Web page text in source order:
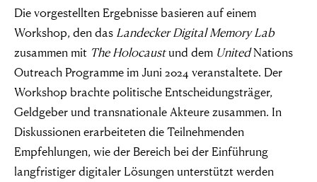
Die vorgestellten Ergebnisse basieren auf einem
Workshop, den das Landecker Digital Memory Lab
zusammen mit The Holocaustund dem UnitedNations
Outreach Programme im Juni 2024 veranstaltete. Der
Workshop brachte politische Entscheidungsträger,
Geldgeber und transnationale Akteure zusammen. In
Diskussionen erarbeiteten die Teilnehmenden
Empfehlungen, wie der Bereich bei der Einführung
langfristiger digitaler Lösungen unterstützt werden